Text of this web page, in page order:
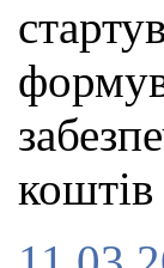
коштів